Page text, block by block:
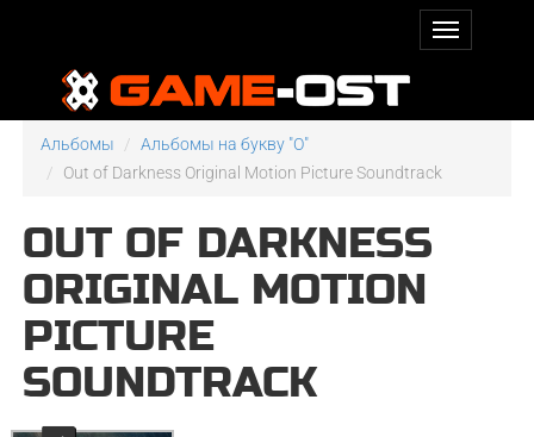
Альбомы
Альбомы на букву "O"
Out of Darkness Original Motion Picture Soundtrack
OUT OF DARKNESS
ORIGINAL MOTION
PICTURE
SOUNDTRACK